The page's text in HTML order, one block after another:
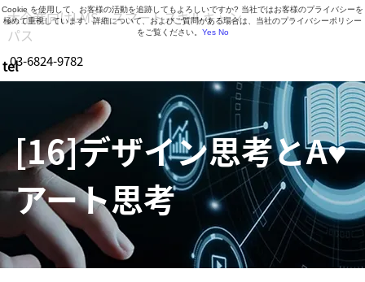
tel03-6824-9782
大企業向けLMS・スマートスキルキャン
パス
[16]デザイン思考とA♥
アート思考
Cookie を使用して、お客様の活動を追跡してもよろしいですか? 当社ではお客様のプライバシーを
極めて重視しています。詳細について、およびご質問がある場合は、当社のプライバシーポリシー
をご覧ください。 Yes No